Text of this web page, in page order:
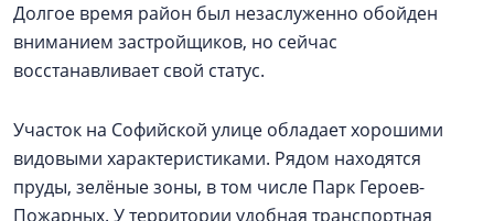
Долгое время район был незаслуженно обойден
вниманием застройщиков, но сейчас
восстанавливает свой статус.
Участок на Софийской улице обладает хорошими
видовыми характеристиками. Рядом находятся
пруды, зелёные зоны, в том числе Парк Героев-
Пожарных. У территории удобная транспортная